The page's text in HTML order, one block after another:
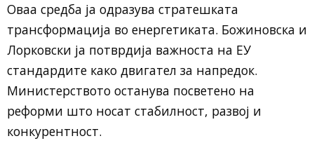
Оваа средба ја одразува стратешката
трансформација во енергетиката. Божиновска и
Лорковски ја потврдија важноста на ЕУ
стандардите како двигател за напредок.
Министерството останува посветено на
реформи што носат стабилност, развој и
конкурентност.